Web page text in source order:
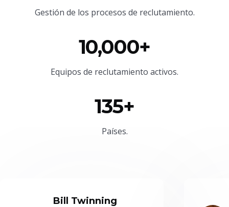
Gestión de los procesos de reclutamiento.
10,000+
Equipos de reclutamiento activos.
135+
Países.
Bill Twinning